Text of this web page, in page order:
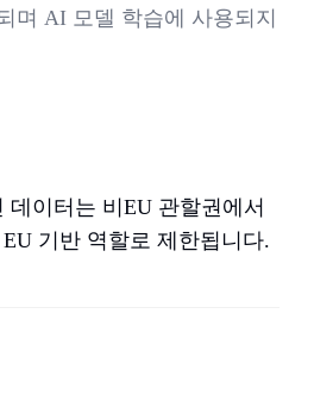
며 AI 모델 학습에 사용되지
이터는 비EU 관할권에서
기반 역할로 제한됩니다.